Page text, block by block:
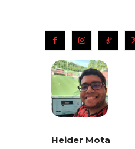
Heider Mota